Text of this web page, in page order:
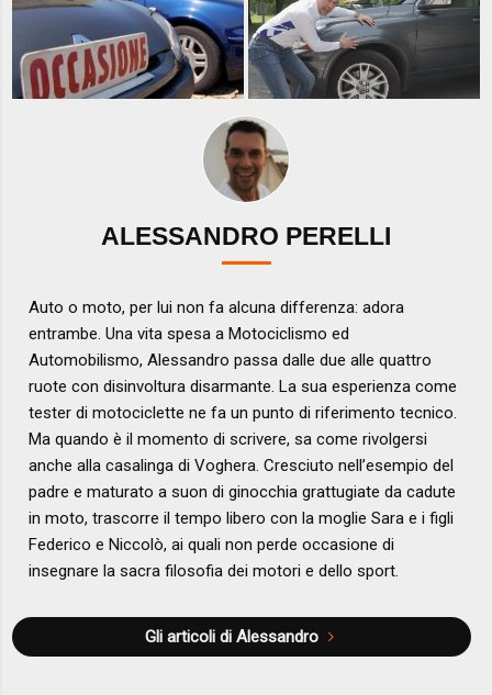
ALESSANDRO PERELLI
Auto o moto, per lui non fa alcuna differenza: adora
entrambe. Una vita spesa a Motociclismo ed
Automobilismo, Alessandro passa dalle due alle quattro
ruote con disinvoltura disarmante. La sua esperienza come
tester di motociclette ne fa un punto di riferimento tecnico.
Ma quando è il momento di scrivere, sa come rivolgersi
anche alla casalinga di Voghera. Cresciuto nell’esempio del
padre e maturato a suon di ginocchia grattugiate da cadute
in moto, trascorre il tempo libero con la moglie Sara e i figli
Federico e Niccolò, ai quali non perde occasione di
insegnare la sacra filosofia dei motori e dello sport.
Gli articoli di Alessandro